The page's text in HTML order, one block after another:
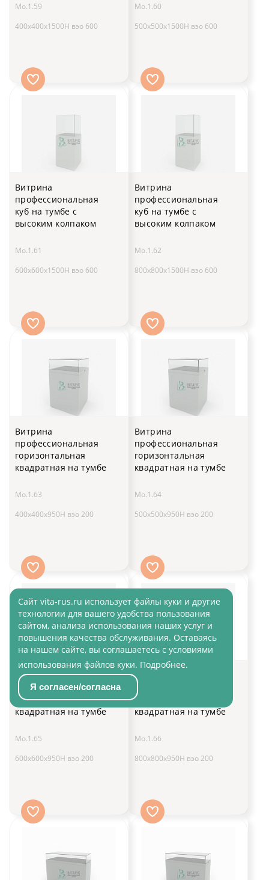
Мо.1.59
400x400x1500H вэо 600
Мо.1.60
500x500x1500H вэо 600
Витрина
профессиональная
куб на тумбе с
высоким колпаком
Мо.1.61
600x600x1500H вэо 600
Витрина
профессиональная
куб на тумбе с
высоким колпаком
Мо.1.62
800x800x1500H вэо 600
Витрина
профессиональная
горизонтальная
квадратная на тумбе
Мо.1.63
400x400x950H вэо 200
Витрина
профессиональная
горизонтальная
квадратная на тумбе
Мо.1.64
500x500x950H вэо 200
Витрина
профессиональная
горизонтальная
квадратная на тумбе
Мо.1.65
600x600x950H вэо 200
Витрина
горизонтальная
квадратная на тумбе
Мо.1.66
800x800x950H вэо 200
Cайт vita-rus.ru использует файлы куки и другие
технологии для вашего удобства пользования
сайтом, анализа использования наших услуг и
повышения качества обслуживания. Оставаясь
на нашем сайте, вы соглашаетесь с условиями
использования файлов куки. Подробнее.
Я согласен/согласна